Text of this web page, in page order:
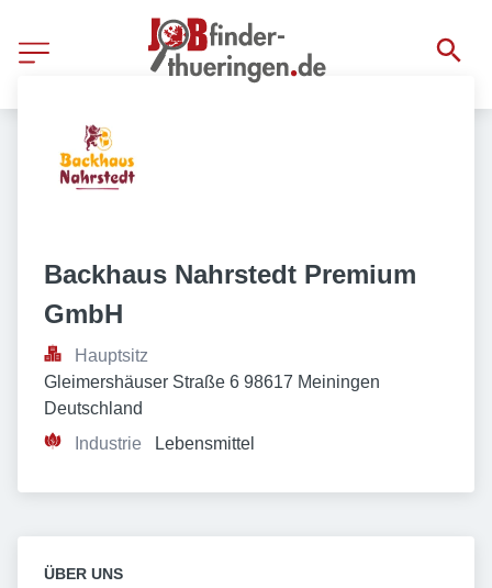
Backhaus Nahrstedt Premium
GmbH
Hauptsitz
Gleimershäuser Straße 6 98617 Meiningen
Deutschland
Industrie
Lebensmittel
ÜBER UNS